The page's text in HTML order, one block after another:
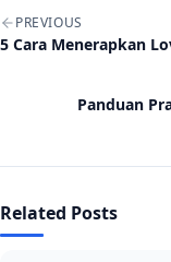
Post navigation
PREVIOUS
5 Cara Menerapkan
Panduan
Related Posts